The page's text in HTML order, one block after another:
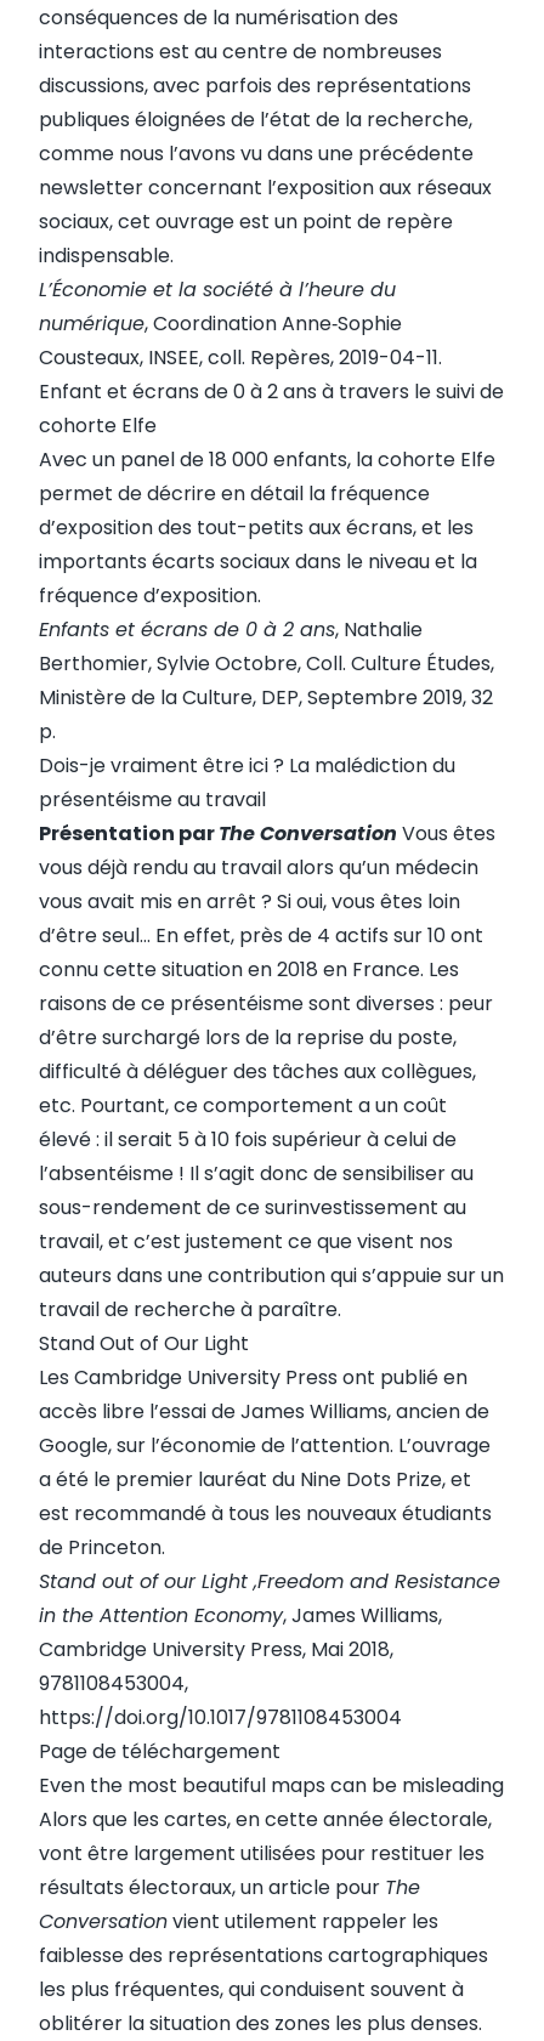
conséquences de la numérisation des
interactions est au centre de nombreuses
discussions, avec parfois des représentations
publiques éloignées de l’état de la recherche,
comme nous l’avons vu dans une précédente
newsletter concernant l’exposition aux réseaux
sociaux, cet ouvrage est un point de repère
indispensable.
L’Économie et la société à l’heure du
numérique, Coordination Anne‑Sophie
Cousteaux, INSEE, coll. Repères, 2019-04-11.
Enfant et écrans de 0 à 2 ans à travers le suivi de
cohorte Elfe
Avec un panel de 18 000 enfants, la cohorte Elfe
permet de décrire en détail la fréquence
d’exposition des tout-petits aux écrans, et les
importants écarts sociaux dans le niveau et la
fréquence d’exposition.
Enfants et écrans de 0 à 2 ans, Nathalie
Berthomier, Sylvie Octobre, Coll. Culture Études,
Ministère de la Culture, DEP, Septembre 2019, 32
p.
Dois-je vraiment être ici ? La malédiction du
présentéisme au travail
Présentation parThe Conversation Vous êtes
vous déjà rendu au travail alors qu’un médecin
vous avait mis en arrêt ? Si oui, vous êtes loin
d’être seul… En effet, près de 4 actifs sur 10 ont
connu cette situation en 2018 en France. Les
raisons de ce présentéismesont diverses : peur
d’être surchargé lors de la reprise du poste,
difficulté à déléguer des tâches aux collègues,
etc. Pourtant, ce comportement a un coût
élevé : il serait 5 à 10 fois supérieur à celui de
l’absentéisme ! Il s’agit donc de sensibiliser au
sous-rendement de ce surinvestissement au
travail, et c’est justement ce que visent nos
auteurs dans une contribution qui s’appuie sur un
travail de recherche à paraître.
Stand Out of Our Light
Les Cambridge University Press ont publié en
accès libre l’essai de James Williams, ancien de
Google, sur l’économie de l’attention. L’ouvrage
a été le premier lauréat du Nine Dots Prize, et
est recommandé à tous les nouveaux étudiants
de Princeton.
Stand out of our Light ,Freedom and Resistance
in the Attention Economy, James Williams,
Cambridge University Press, Mai 2018,
9781108453004,
https://doi.org/10.1017/9781108453004
Page de téléchargement
Even the most beautiful maps can be misleading
Alors que les cartes, en cette année électorale,
vont être largement utilisées pour restituer les
résultats électoraux,un article pour The
Conversationvient utilement rappeler les
faiblesse des représentations cartographiques
les plus fréquentes, qui conduisent souvent à
oblitérer la situation des zones les plus denses.